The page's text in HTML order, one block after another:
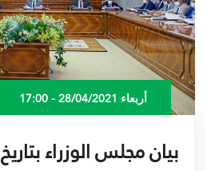
أربعاء 28/04/2021 - 17:00
بيان مجلس الوزراء بتاريخ 28 ابريل 2021